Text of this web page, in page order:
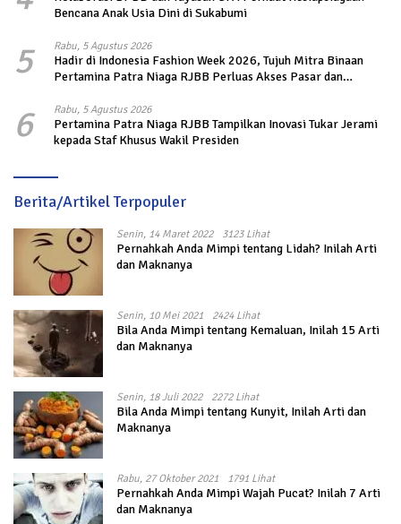
Bencana Anak Usia Dini di Sukabumi
5 Rabu, 5 Agustus 2026
Hadir di Indonesia Fashion Week 2026, Tujuh Mitra Binaan
Pertamina Patra Niaga RJBB Perluas Akses Pasar dan
6 Rabu, 5 Agustus 2026
Pertamina Patra Niaga RJBB Tampilkan Inovasi Tukar Jerami
kepada Staf Khusus Wakil Presiden
Berita/Artikel Terpopuler
Senin, 14 Maret 2022 3123 Lihat
Pernahkah Anda Mimpi tentang Lidah? Inilah Arti
dan Maknanya
Senin, 10 Mei 2021 2424 Lihat
Bila Anda Mimpi tentang Kemaluan, Inilah 15 Arti
dan Maknanya
Senin, 18 Juli 2022 2272 Lihat
Bila Anda Mimpi tentang Kunyit, Inilah Arti dan
Maknanya
Rabu, 27 Oktober 2021 1791 Lihat
Pernahkah Anda Mimpi Wajah Pucat? Inilah 7 Arti
dan Maknanya